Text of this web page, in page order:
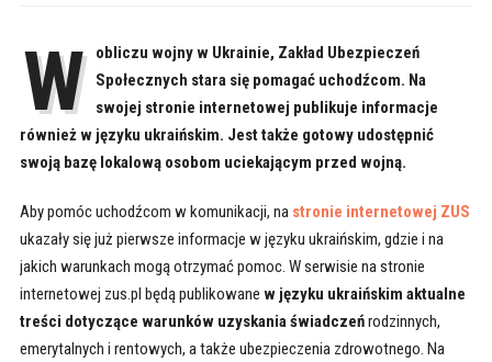
W
obliczu wojny w Ukrainie, Zakład Ubezpieczeń
Społecznych stara się pomagać uchodźcom. Na
swojej stronie internetowej publikuje informacje
również w języku ukraińskim. Jest także gotowy udostępnić
swoją bazę lokalową osobom uciekającym przed wojną.
Aby pomóc uchodźcom w komunikacji, na stronie internetowej ZUS
ukazały się już pierwsze informacje w języku ukraińskim, gdzie i na
jakich warunkach mogą otrzymać pomoc. W serwisie na stronie
internetowej zus.pl będą publikowane w języku ukraińskim aktualne
treści dotyczące warunków uzyskania świadczeńrodzinnych,
emerytalnych i rentowych, a także ubezpieczenia zdrowotnego. Na